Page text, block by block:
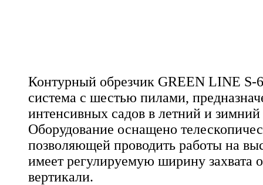
Контурный обрезчик GREEN LINE S-6
система с шестью пилами,
интенсивных садов в летний и
Оборудование оснащено
позволяющей проводить работы на
имеет регулируемую ширину захвата
вертикали.